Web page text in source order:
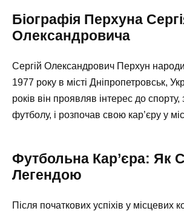
Біографія Перхуна
Олександровича
Сергій Олександрович Перхун
1977 року в місті Дніпропетровськ,
років він проявляв інтерес до спорту,
футболу, і розпочав свою кар’єру у
Футбольна Кар’єра: Як
Легендою
Після початкових успіхів у місцевих